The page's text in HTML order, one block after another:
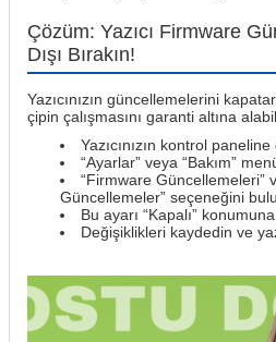
Çözüm: Yazıcı Firmware
Dışı Bırakın!
Yazıcınızın güncellemelerini
çipin çalışmasını garanti altına
Yazıcınızın kontrol paneline
“Ayarlar” veya “Bakım”
“Firmware Güncellemeleri”
Güncellemeler” seçeneğini
Bu ayarı “Kapalı”
Değişiklikleri kaydedin ve